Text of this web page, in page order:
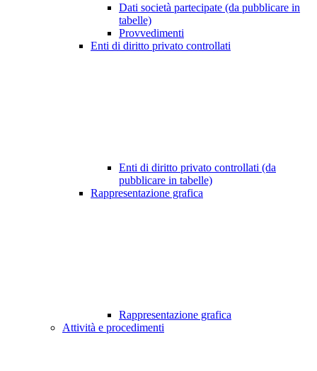
Dati società partecipate (da pubblicare in
tabelle)
Provvedimenti
Enti di diritto privato controllati
Enti di diritto privato controllati (da
pubblicare in tabelle)
Rappresentazione grafica
Rappresentazione grafica
Attività e procedimenti